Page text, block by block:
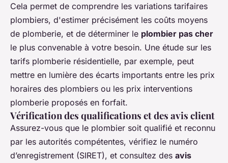
Cela permet de comprendre les variations tarifaires
plombiers, d'estimer précisément les coûts moyens
de plomberie, et de déterminer le plombier pas cher
le plus convenable à votre besoin. Une étude sur les
tarifs plomberie résidentielle, par exemple, peut
mettre en lumière des écarts importants entre les prix
horaires des plombiers ou les prix interventions
plomberie proposés en forfait.
Vérification des qualifications et des avis client
Assurez-vous que le plombier soit qualifié et reconnu
par les autorités compétentes, vérifiez le numéro
d’enregistrement (SIRET), et consultez des avis